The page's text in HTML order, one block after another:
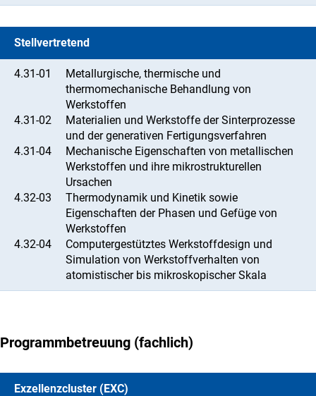
Stellvertretend
4.31-01
Metallurgische, thermische und
thermomechanische Behandlung von
Werkstoffen
4.31-02
Materialien und Werkstoffe der Sinterprozesse
und der generativen Fertigungsverfahren
4.31-04
Mechanische Eigenschaften von metallischen
Werkstoffen und ihre mikrostrukturellen
Ursachen
4.32-03
Thermodynamik und Kinetik sowie
Eigenschaften der Phasen und Gefüge von
Werkstoffen
4.32-04
Computergestütztes Werkstoffdesign und
Simulation von Werkstoffverhalten von
atomistischer bis mikroskopischer Skala
Programmbetreuung (fachlich)
Exzellenzcluster (EXC)